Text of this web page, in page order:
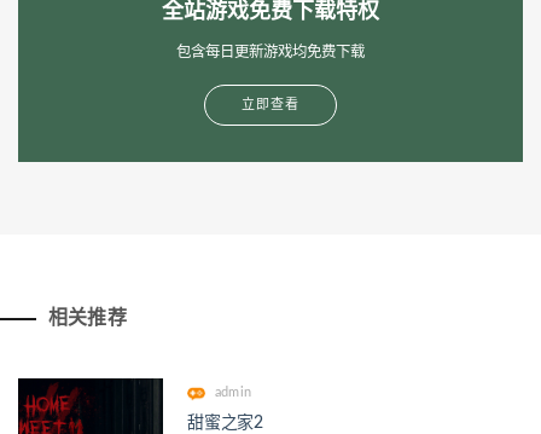
全站游戏免费下载特权
包含每日更新游戏均免费下载
立即查看
相关推荐
admin
甜蜜之家2